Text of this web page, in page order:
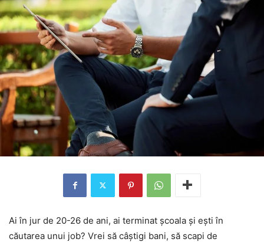
Ai în jur de 20-26 de ani, ai terminat școala și ești în
căutarea unui job? Vrei să câștigi bani, să scapi de